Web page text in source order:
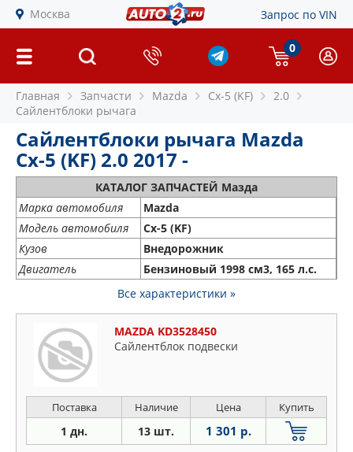
Москва Запрос по VIN
0
Главная Запчасти Mazda Cx-5 (KF)
2.0
Сайлентблоки рычага
Сайлентблоки рычага Mazda
Cx-5 (KF) 2.0 2017 -
КАТАЛОГ ЗАПЧАСТЕЙ Мазда
Марка автомобиля
Mazda
Модель автомобиля
Cx-5 (KF)
Кузов
Внедорожник
Двигатель
Бензиновый 1998 см3, 165 л.с.
Все характеристики »
MAZDA KD3528450
Сайлентблок подвески
Поставка Наличие Цена Купить
1 дн. 13 шт. 1 301 р.